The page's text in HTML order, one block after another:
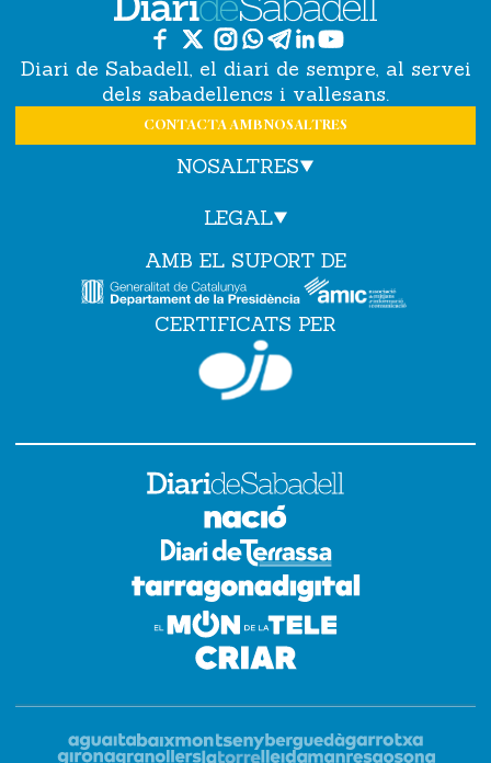
Diari de Sabadell, el diari de sempre, al servei
dels sabadellencs i vallesans.
CONTACTA AMB NOSALTRES
NOSALTRES
LEGAL
AMB EL SUPORT DE
CERTIFICATS PER